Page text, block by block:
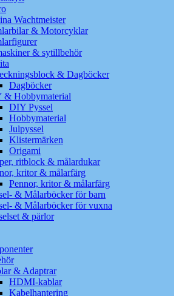
Wachtmeister
& Motorcyklar
& sytillbehör
& Dagböcker
Dagböcker
& Hobbymaterial
DIY Pyssel
Hobbymaterial
Julpyssel
Klistermärken
Origami
ritblock & målardukar
kritor & målarfärg
Pennor, kritor & målarfärg
& Målarböcker för barn
& Målarböcker för vuxna
& pärlor
& Adaptrar
HDMI-kablar
Kabelhantering